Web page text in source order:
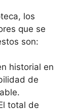
los
que se
son:
historial en
de
total de